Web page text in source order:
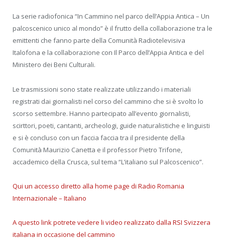
La serie radiofonica “In Cammino nel parco dell’Appia Antica – Un
palcoscenico unico al mondo” è il frutto della collaborazione tra le
emittenti che fanno parte della Comunità Radiotelevisiva
Italofona e la collaborazione con Il Parco dell’Appia Antica e del
Ministero dei Beni Culturali.
Le trasmissioni sono state realizzate utilizzando i materiali
registrati dai giornalisti nel corso del cammino che si è svolto lo
scorso settembre. Hanno partecipato all’evento giornalisti,
scirttori, poeti, cantanti, archeologi, guide naturalistiche e linguisti
e si è concluso con un faccia faccia tra il presidente della
Comunità Maurizio Canetta e il professor Pietro Trifone,
accademico della Crusca, sul tema “L’italiano sul Palcoscenico”.
Qui un accesso diretto alla home page di Radio Romania
Internazionale – Italiano
A questo link potrete vedere li video realizzato dalla RSI Svizzera
italiana in occasione del cammino